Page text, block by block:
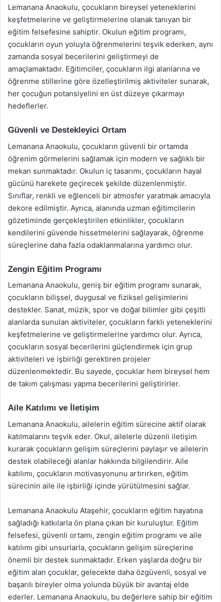
Lemanana Anaokulu, çocukların bireysel yeteneklerini
keşfetmelerine ve geliştirmelerine olanak tanıyan bir
eğitim felsefesine sahiptir. Okulun eğitim programı,
çocukların oyun yoluyla öğrenmelerini teşvik ederken, aynı
zamanda sosyal becerilerini geliştirmeyi de
amaçlamaktadır. Eğitimciler, çocukların ilgi alanlarına ve
öğrenme stillerine göre özelleştirilmiş aktiviteler sunarak,
her çocuğun potansiyelini en üst düzeye çıkarmayı
hedeflerler.
Güvenli ve Destekleyici Ortam
Lemanana Anaokulu, çocukların güvenli bir ortamda
öğrenim görmelerini sağlamak için modern ve sağlıklı bir
mekan sunmaktadır. Okulun iç tasarımı, çocukların hayal
gücünü harekete geçirecek şekilde düzenlenmiştir.
Sınıflar, renkli ve eğlenceli bir atmosfer yaratmak amacıyla
dekore edilmiştir. Ayrıca, alanında uzman eğitimcilerin
gözetiminde gerçekleştirilen etkinlikler, çocukların
kendilerini güvende hissetmelerini sağlayarak, öğrenme
süreçlerine daha fazla odaklanmalarına yardımcı olur.
Zengin Eğitim Programı
Lemanana Anaokulu, geniş bir eğitim programı sunarak,
çocukların bilişsel, duygusal ve fiziksel gelişimlerini
destekler. Sanat, müzik, spor ve doğal bilimler gibi çeşitli
alanlarda sunulan aktiviteler, çocukların farklı yeteneklerini
keşfetmelerine ve geliştirmelerine yardımcı olur. Ayrıca,
çocukların sosyal becerilerini güçlendirmek için grup
aktiviteleri ve işbirliği gerektiren projeler
düzenlenmektedir. Bu sayede, çocuklar hem bireysel hem
de takım çalışması yapma becerilerini geliştirirler.
Aile Katılımı ve İletişim
Lemanana Anaokulu, ailelerin eğitim sürecine aktif olarak
katılmalarını teşvik eder. Okul, ailelerle düzenli iletişim
kurarak çocukların gelişim süreçlerini paylaşır ve ailelerin
destek olabileceği alanlar hakkında bilgilendirir. Aile
katılımı, çocukların motivasyonunu artırırken, eğitim
sürecinin aile ile işbirliği içinde yürütülmesini sağlar.
Lemanana Anaokulu Ataşehir, çocukların eğitim hayatına
sağladığı katkılarla ön plana çıkan bir kuruluştur. Eğitim
felsefesi, güvenli ortamı, zengin eğitim programı ve aile
katılımı gibi unsurlarla, çocukların gelişim süreçlerine
önemli bir destek sunmaktadır. Erken yaşlarda doğru bir
eğitim alan çocuklar, gelecekte daha özgüvenli, sosyal ve
başarılı bireyler olma yolunda büyük bir avantaj elde
ederler. Lemanana Anaokulu, bu değerlere sahip bir eğitim